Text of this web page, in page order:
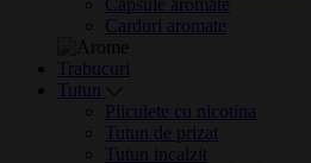
Capsule aromate
Carduri aromate
Trabucuri
Tutun
Pliculete cu nicotina
Tutun de prizat
Tutun incalzit